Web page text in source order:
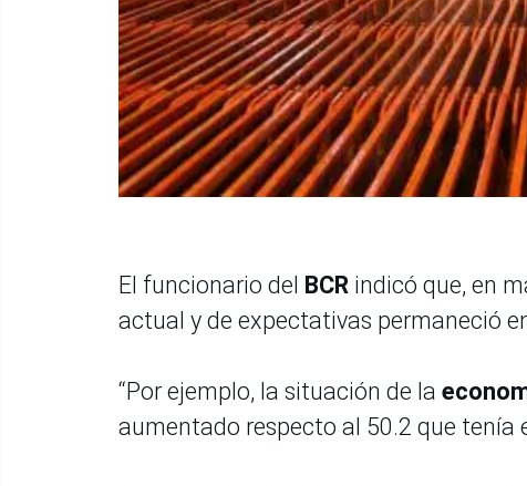
El funcionario del BCR indicó que, en
actual y de expectativas permaneció
“Por ejemplo, la situación de la
aumentado respecto al 50.2 que tenía